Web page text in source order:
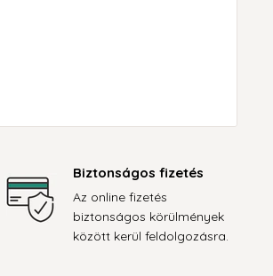
Biztonságos fizetés
Az online fizetés
biztonságos körülmények
között kerül feldolgozásra.